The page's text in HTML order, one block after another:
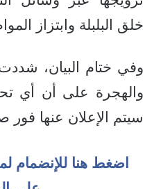
خلق البلبلة وابتزاز
وفي ختام البيان، شددت
والهجرة على أن أي
سيتم الإعلان عنها
اضغط هنا للإنضمام